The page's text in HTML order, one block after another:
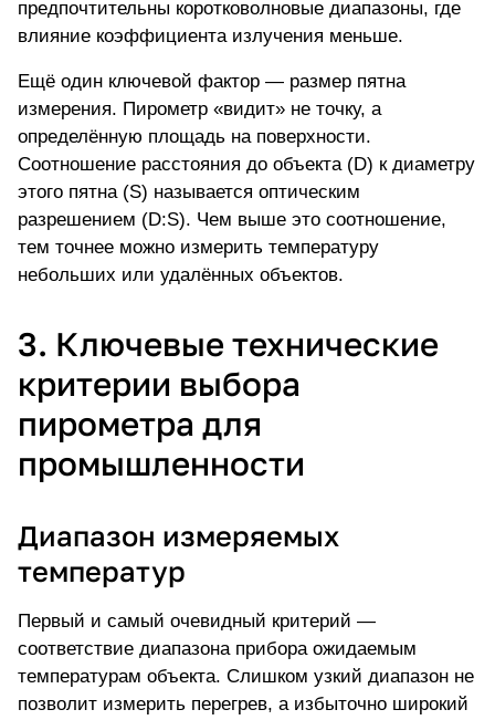
предпочтительны коротковолновые диапазоны, где
влияние коэффициента излучения меньше.
Ещё один ключевой фактор — размер пятна
измерения. Пирометр «видит» не точку, а
определённую площадь на поверхности.
Соотношение расстояния до объекта (D) к диаметру
этого пятна (S) называется оптическим
разрешением (D:S). Чем выше это соотношение,
тем точнее можно измерить температуру
небольших или удалённых объектов.
3. Ключевые технические
критерии выбора
пирометра для
промышленности
Диапазон измеряемых
температур
Первый и самый очевидный критерий —
соответствие диапазона прибора ожидаемым
температурам объекта. Слишком узкий диапазон не
позволит измерить перегрев, а избыточно широкий